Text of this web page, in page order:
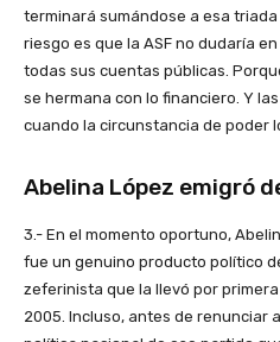
terminará sumándose a esa
riesgo es que la ASF no dudaría
todas sus cuentas públicas.
se hermana con lo financiero. Y
cuando la circunstancia de poder
Abelina López emigró
3.- En el momento oportuno,
fue un genuino producto político
zeferinista que la llevó por
2005. Incluso, antes de renunciar